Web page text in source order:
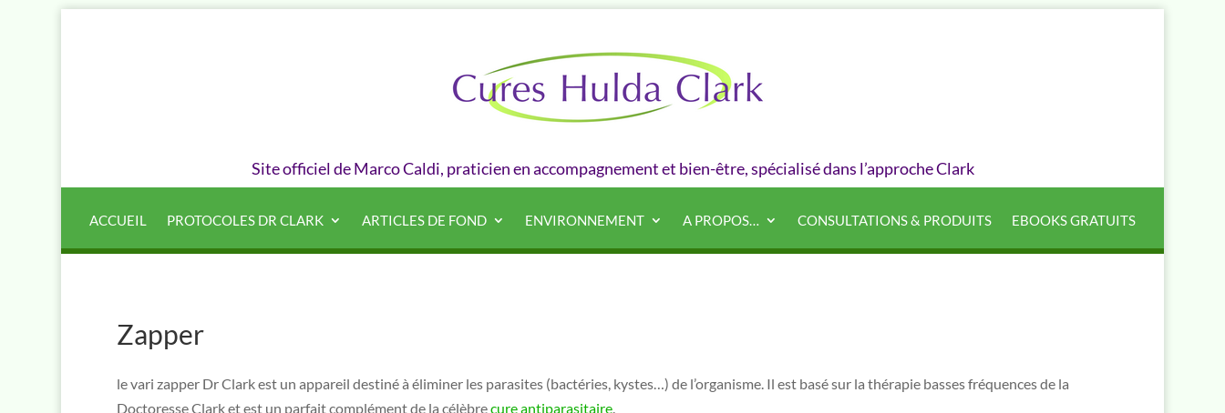
Site officiel de Marco Caldi, praticien en accompagnement et bien-être, spécialisé dans l’approche Clark
ACCUEIL PROTOCOLES DR CLARK ARTICLES DE FOND ENVIRONNEMENT A PROPOS… CONSULTATIONS & PRODUITS EBOOKS GRATUITS
Zapper
le vari zapper Dr Clark est un appareil destiné à éliminer les parasites (bactéries, kystes…) de l’organisme. Il est basé sur la thérapie basses fréquences de la
Doctoresse Clark et est un parfait complément de la célèbrecure antiparasitaire.